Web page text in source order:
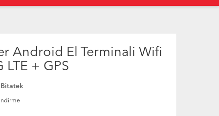
Android El Terminali Wifi
+ GPS
Bitatek